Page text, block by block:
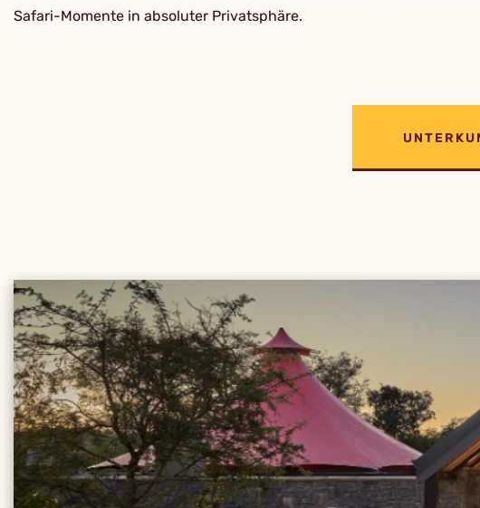
Safari-Momente in absoluter Privatsphäre.